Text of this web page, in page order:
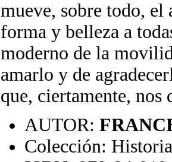
mueve, sobre todo, el
forma y belleza a
moderno de la
amarlo y de
que, ciertamente, nos
AUTOR:
Colección: Historia